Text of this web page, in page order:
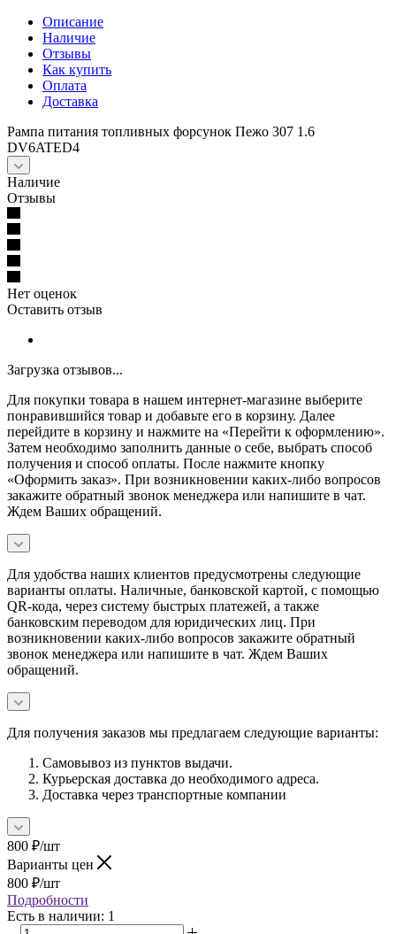
Описание
Наличие
Отзывы
Как купить
Оплата
Доставка
Рампа питания топливных форсунок Пежо 307 1.6
DV6ATED4
Наличие
Отзывы
Нет оценок
Оставить отзыв
Загрузка отзывов...
Для покупки товара в нашем интернет-магазине выберите
понравившийся товар и добавьте его в корзину. Далее
перейдите в корзину и нажмите на «Перейти к оформлению».
Затем необходимо заполнить данные о себе, выбрать способ
получения и способ оплаты. После нажмите кнопку
«Оформить заказ». При возникновении каких-либо вопросов
закажите обратный звонок менеджера или напишите в чат.
Ждем Ваших обращений.
Для удобства наших клиентов предусмотрены следующие
варианты оплаты. Наличные, банковской картой, с помощью
QR-кода, через систему быстрых платежей, а также
банковским переводом для юридических лиц. При
возникновении каких-либо вопросов закажите обратный
звонок менеджера или напишите в чат. Ждем Ваших
обращений.
Для получения заказов мы предлагаем следующие варианты:
Самовывоз из пунктов выдачи.
Курьерская доставка до необходимого адреса.
Доставка через транспортные компании
800 ₽/шт
Варианты цен
800 ₽/шт
Подробности
Есть в наличии: 1